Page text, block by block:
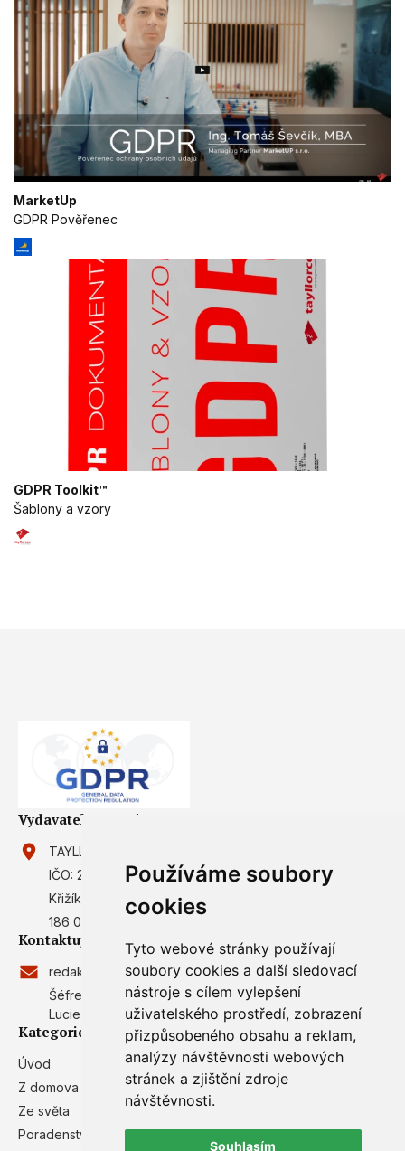
Používáme soubory
cookies
Tyto webové stránky používají
soubory cookies a další sledovací
nástroje s cílem vylepšení
uživatelského prostředí, zobrazení
přizpůsobeného obsahu a reklam,
analýzy návštěvnosti webových
stránek a zjištění zdroje
návštěvnosti.
Souhlasím
MarketUp
GDPR Pověřenec
GDPR Toolkit™
Šablony a vzory
Vydavatel magazínu
TAYLLORCOX s.r.o.
IČO: 27902587
Křižíkova 2136/2a (campus TAYLLORCOX)
186 00 Praha 8, Karlín
Kontaktujte nás
redakce@gdpr.cz
Šéfredaktor:
Lucie Balýová
Kategorie
Úvod
Z domova
Ze světa
Poradenství
GDPR Poradci
Redakce
Zpracování osobních údajů
RSS odběr